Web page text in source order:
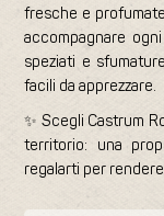
fresche e
accompagnare
speziati e
facili da apprezzare.
✨ Scegli Castrum
territorio: una
regalarti per